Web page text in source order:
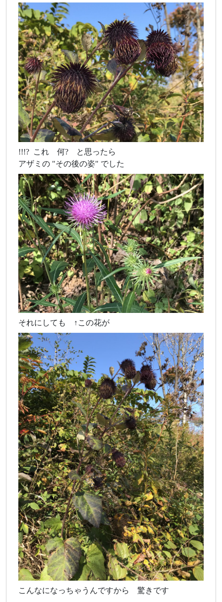
!!!? これ 何? と思ったら
アザミの "その後の姿" でした
それにしても ↑この花が
こんなになっちゃうんですから 驚きです